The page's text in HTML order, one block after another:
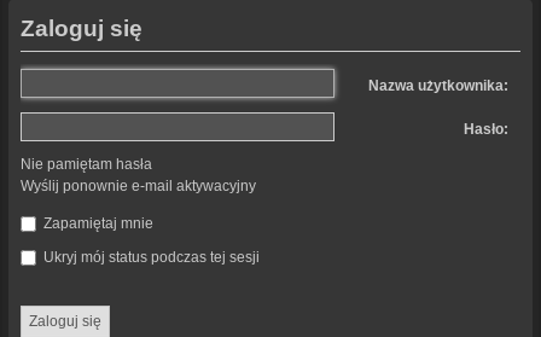
Zaloguj się
Nazwa użytkownika:
Hasło:
Nie pamiętam hasła
Wyślij ponownie e-mail aktywacyjny
Zapamiętaj mnie
Ukryj mój status podczas tej sesji